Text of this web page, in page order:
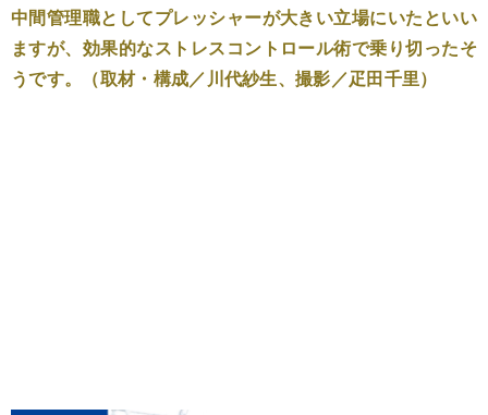
中間管理職としてプレッシャーが大きい立場にいたといい
ますが、効果的なストレスコントロール術で乗り切ったそ
うです。（取材・構成／川代紗生、撮影／疋田千里）